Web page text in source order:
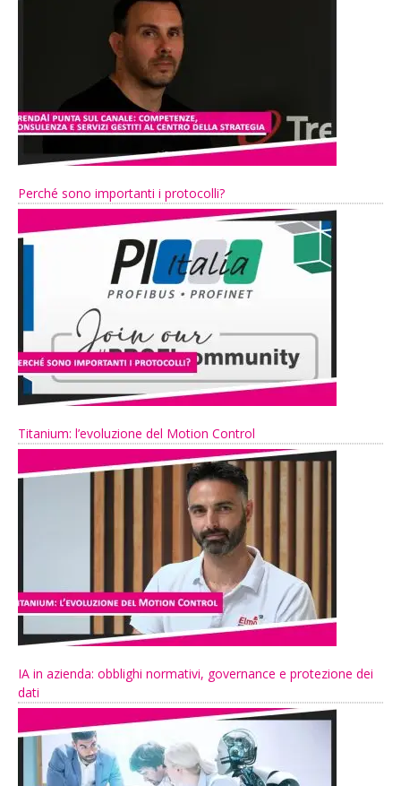
Perché sono importanti i protocolli?
Titanium: l’evoluzione del Motion Control
IA in azienda: obblighi normativi, governance e protezione dei
dati